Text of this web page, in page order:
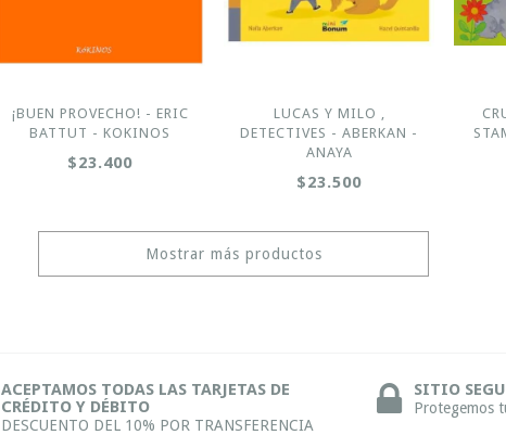
¡BUEN PROVECHO! - ERIC
BATTUT - KOKINOS
$23.400
LUCAS Y MILO ,
DETECTIVES - ABERKAN -
ANAYA
$23.500
Mostrar más productos
ACEPTAMOS TODAS LAS TARJETAS DE
CRÉDITO Y DÉBITO
DESCUENTO DEL 10% POR TRANSFERENCIA
SITIO
Protegemos